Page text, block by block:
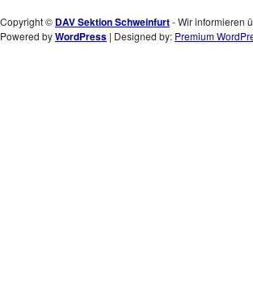
Copyright © DAV Sektion Schweinfurt- Wir informieren
Powered byWordPress | Designed by: Premium